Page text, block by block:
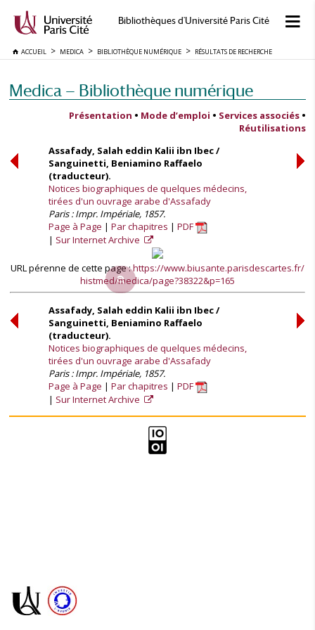
Bibliothèques d'Université Paris Cité
ACCUEIL MEDICA BIBLIOTHÈQUE NUMÉRIQUE RÉSULTATS DE RECHERCHE
Medica — Bibliothèque numérique
Présentation • Mode d’emploi • Services associés •
Réutilisations
Assafady, Salah eddin Kalii ibn Ibec /
Sanguinetti, Beniamino Raffaelo
(traducteur).
Notices biographiques de quelques médecins,
tirées d'un ouvrage arabe d'Assafady
Paris : Impr. Impériale, 1857.
Page à Page
Par chapitres
PDF
Sur Internet Archive
URL pérenne de cette page :https://www.biusante.parisdescartes.fr/
histmed/medica/page?38322&p=165
Assafady, Salah eddin Kalii ibn Ibec /
Sanguinetti, Beniamino Raffaelo
(traducteur).
Notices biographiques de quelques médecins,
tirées d'un ouvrage arabe d'Assafady
Paris : Impr. Impériale, 1857.
Page à Page
Par chapitres
PDF
Sur Internet Archive